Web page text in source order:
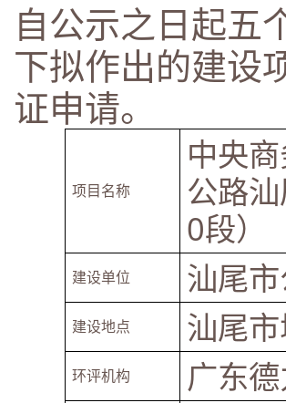
自公示之日起五
下拟作出的建设
证申请。
项目名称
中央
公路
0段）
建设单位 汕尾
建设地点 汕尾
环评机构 广东